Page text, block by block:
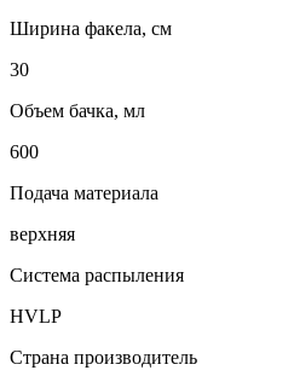
Ширина факела, см
30
Объем бачка, мл
600
Подача материала
верхняя
Система распыления
HVLP
Страна производитель